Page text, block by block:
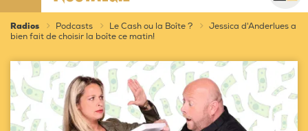
Radios Podcasts Le Cash ou la Boîte ?
Jessica d'Anderlues a
bien fait de choisir la boîte ce matin!